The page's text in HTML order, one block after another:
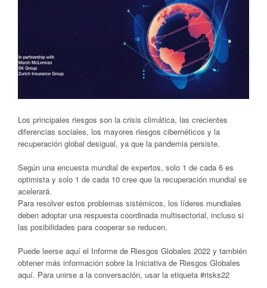
Los principales riesgos son la crisis climática, las crecientes
diferencias sociales, los mayores riesgos cibernéticos y la
recuperación global desigual, ya que la pandemia persiste.
Según una encuesta mundial de expertos, solo 1 de cada 6 es
optimista y solo 1 de cada 10 cree que la recuperación mundial se
acelerará.
Para resolver estos problemas sistémicos, los líderes mundiales
deben adoptar una respuesta coordinada multisectorial, incluso si
las posibilidades para cooperar se reducen.
Puede leerse aquí el Informe de Riesgos Globales 2022 y también
obtener más información sobre la Iniciativa de Riesgos Globales
aquí. Para unirse a la conversación, usar la etiqueta #risks22